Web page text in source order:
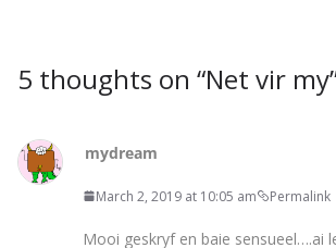
5 thoughts on “Net vir my
mydream
March 2, 2019 at 10:05 am Permalink
Mooi geskryf en baie sensueel….ai